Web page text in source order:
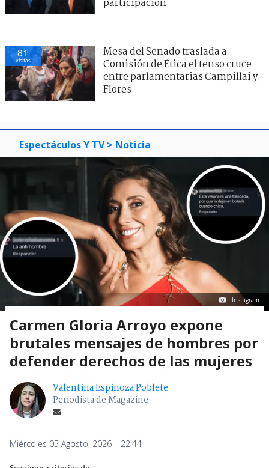
participación
81
visitas
Mesa del Senado traslada a
Comisión de Ética el tenso cruce
entre parlamentarias Campillai y
Flores
Espectáculos Y TV > Noticia
Instagram
Carmen Gloria Arroyo expone
brutales mensajes de hombres por
defender derechos de las mujeres
Valentina Espinoza Poblete
Periodista de Magazine
Miércoles 05 Agosto, 2026 | 22:44